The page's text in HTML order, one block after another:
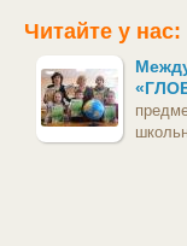
Читайте у нас: